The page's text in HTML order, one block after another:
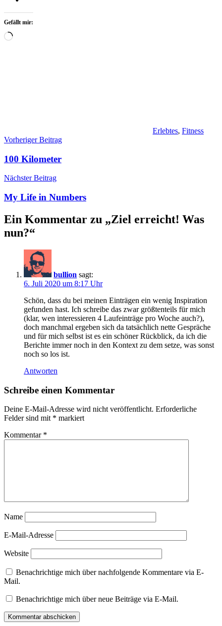
Gefällt mir:
Wird
Erlebtes, Fitness
Beitragsnavigation
Vorheriger Beitrag
100 Kilometer
Nächster Beitrag
My Life in Numbers
Ein Kommentar zu „Ziel erreicht! Was
nun?“
bullion sagt:
6. Juli 2020 um 8:17 Uhr
Schön, dass du bei meinen Einträgen ein wenig Inspiration
gefunden hast. Ich schreibe das zwar größtenteils für mich
(klar, wen interessieren 4 Laufeinträge pro Woche auch?),
doch manchmal ergeben sich da tatsächlich nette Gespräche
und für mich selbst ist es ein schöner Rückblick, da ich die
Berichte immer noch in den Kontext zu dem setze, was sonst
noch so los ist.
Antworten
Schreibe einen Kommentar
Deine E-Mail-Adresse wird nicht veröffentlicht. Erforderliche
Felder sind mit * markiert
Kommentar *
Name
E-Mail-Adresse
Website
Benachrichtige mich über nachfolgende Kommentare via E-
Mail.
Benachrichtige mich über neue Beiträge via E-Mail.